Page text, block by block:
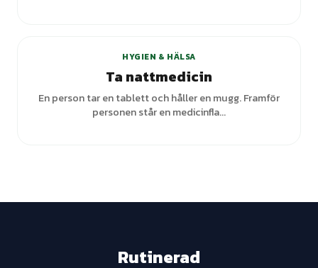
HYGIEN & HÄLSA
Ta nattmedicin
En person tar en tablett och håller en mugg. Framför
personen står en medicinfla...
Rutinerad